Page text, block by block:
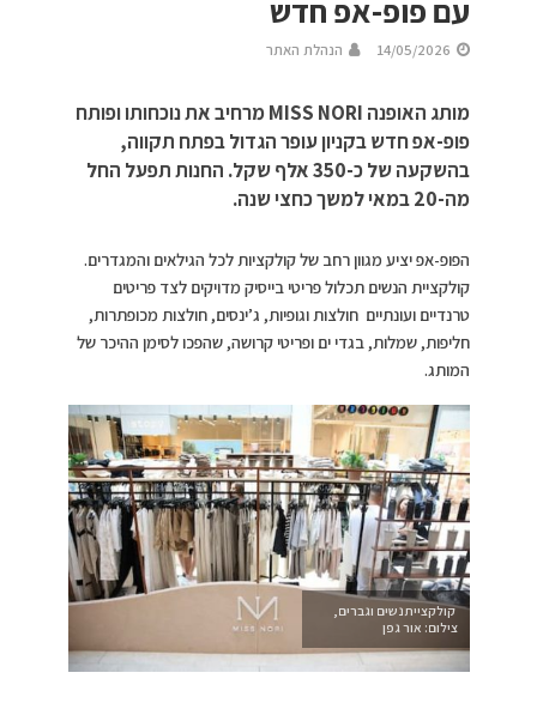
עם פופ-אפ חדש
14/05/2026 הנהלת האתר
מותג האופנה MISS NORI מרחיב את נוכחותו ופותח
פופ-אפ חדש בקניון עופר הגדול בפתח תקווה,
בהשקעה של כ-350 אלף שקל. החנות תפעל החל
מה-20 במאי למשך כחצי שנה.
הפופ-אפ יציע מגוון רחב של קולקציות לכל הגילאים והמגדרים.
קולקציית הנשים תכלול פריטי בייסיק מדויקים לצד פריטים
טרנדיים ועונתיים חולצות וגופיות, ג’ינסים, חולצות מכופתרות,
חליפות, שמלות, בגדי ים ופריטי קרושה, שהפכו לסימן ההיכר של
המותג.
קולקצייתנשים וגברים,
צילום: אור גפן